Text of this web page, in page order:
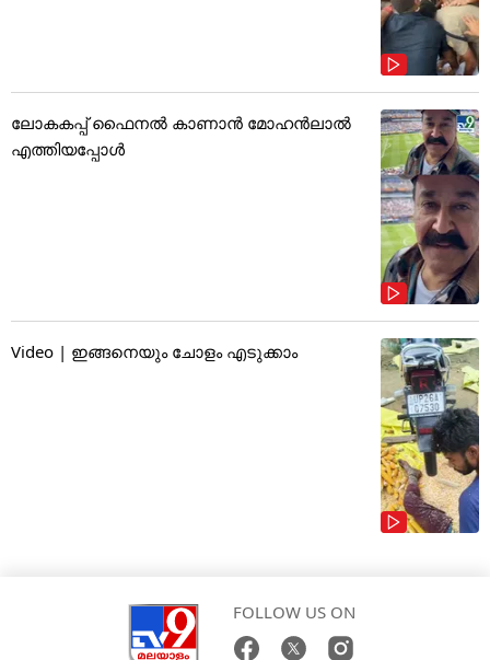
ലോകകപ്പ് ഫൈനൽ കാണാൻ മോഹൻലാൽ
എത്തിയപ്പോൾ
Video | ഇങ്ങനെയും ചോളം എടുക്കാം
FOLLOW US ON